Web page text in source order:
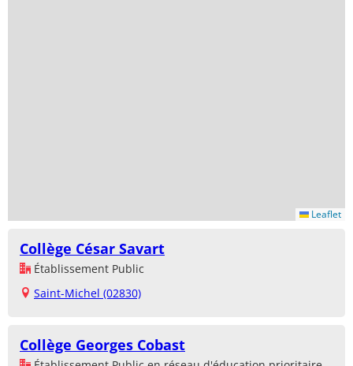
Leaflet
Collège César Savart
Établissement Public
Saint-Michel (02830)
Collège Georges Cobast